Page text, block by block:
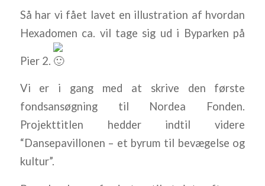
Så har vi fået lavet en illustration af hvordan
Hexadomen ca. vil tage sig ud i Byparken på
Pier 2.
Vi er i gang med at skrive den første
fondsansøgning til Nordea Fonden.
Projekttitlen hedder indtil videre
“Dansepavillonen – et byrum til bevægelse og
kultur”.